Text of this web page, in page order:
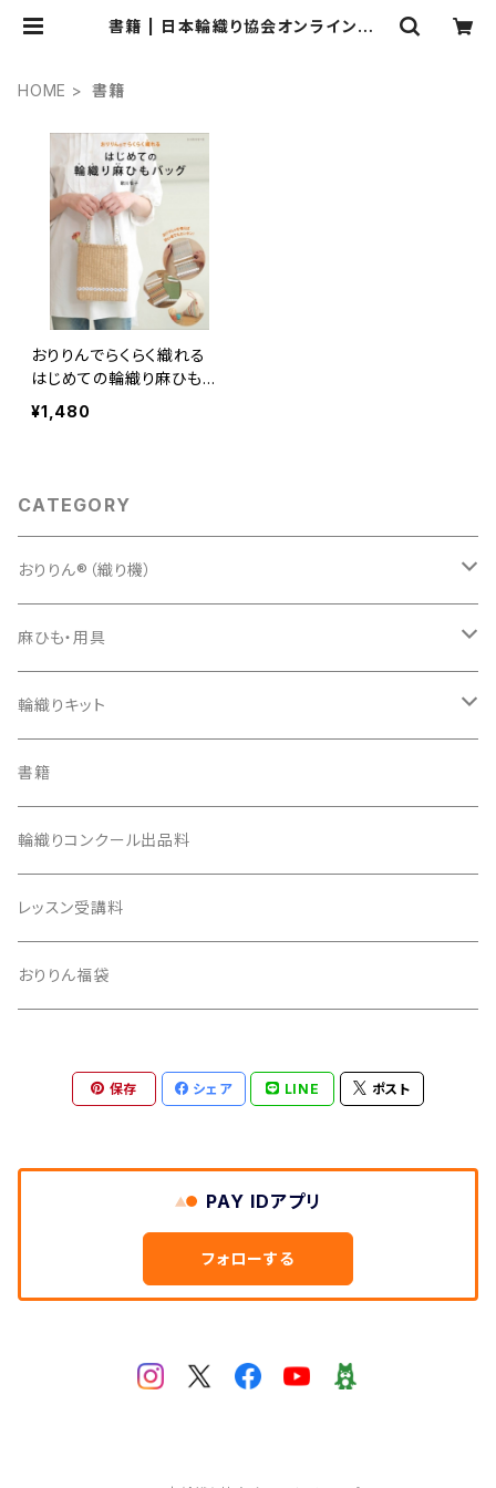
書籍 | 日本輪織り協会オンラインショ
HOME 書籍
おりりんでらくらく織れる
はじめての輪織り麻ひもバ
ッグ
¥1,480
CATEGORY
おりりん®（織り機）
樹脂おりりん®
ダンボール版ecoおりりん
麻ひも・用具
カラー麻ひも
用具
生成り麻ひも
輪織りキット
習熟コースキット
安価版キット
100均活用キット
書籍
輪織りコンクール出品料
レッスン受講料
おりりん福袋
保存 シェア LINE ポスト
PAY IDアプリ
フォローする